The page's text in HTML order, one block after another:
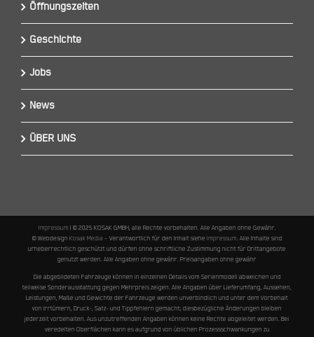
Öffnungszeiten
Geschichte
Jobs
News
ÜBER UNS
Impressum I © 2025 KOSAK GMBH, alle Rechte vorbehalten. Alle Angaben ohne Gewähr.
© Webdesign Kosak Media – Verantwortlich für den Inhalt siehe Impressum. Alle Inhalte sind
urheberrechtlich geschützt und dürfen ohne schriftliche Zustimmung nicht für Drittangebote
genutzt werden. Alle Angaben ohne gewähr. Preisangaben ohne gewähr
Die abgebildeten Fahrzeuge können in einzelnen Details vom Serienmodell abweichen und
teilweise Sonderausstattung gegen Mehrpreis zeigen. Alle Angaben über Lieferumfang, Aussehen,
Leistungen, Maße und Gewichte der Fahrzeuge werden unverbindlich und unter dem Vorbehalt
von Irrtümern, Druck-, Satz- und Tippfehlern gemacht; diesbezügliche Änderungen bleiben
jederzeit vorbehalten. Aus unzutreffenden Angaben können keine Rechte abgeleitet werden. Bei
veredelten Oberflächen kann es aufgrund von üblichen Prozessschwankungen zu